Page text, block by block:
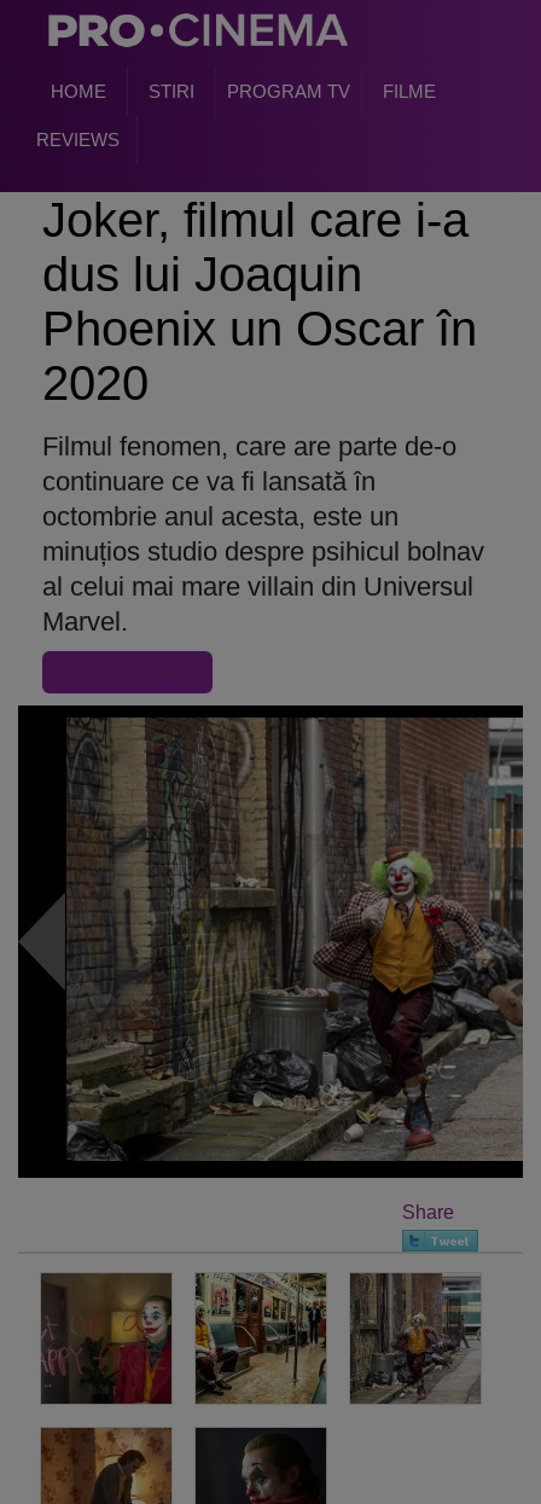
HOME STIRI PROGRAM TV FILME
REVIEWS
Joker, filmul care i-a
dus lui Joaquin
Phoenix un Oscar în
2020
Filmul fenomen, care are parte de-o
continuare ce va fi lansată în
octombrie anul acesta, este un
minuțios studio despre psihicul bolnav
al celui mai mare villain din Universul
Marvel.
Share